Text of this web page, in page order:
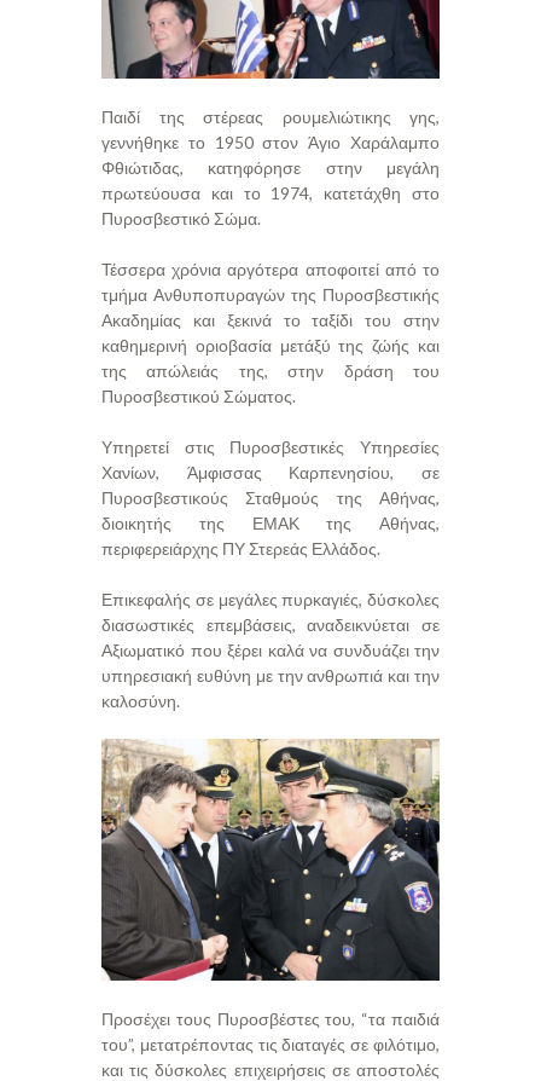
Παιδί της στέρεας ρουμελιώτικης γης,
γεννήθηκε το 1950 στον Άγιο Χαράλαμπο
Φθιώτιδας, κατηφόρησε στην μεγάλη
πρωτεύουσα και το 1974, κατετάχθη στο
Πυροσβεστικό Σώμα.
Τέσσερα χρόνια αργότερα αποφοιτεί από το
τμήμα Ανθυποπυραγών της Πυροσβεστικής
Ακαδημίας και ξεκινά το ταξίδι του στην
καθημερινή οριοβασία μετάξύ της ζώής και
της απώλειάς της, στην δράση του
Πυροσβεστικού Σώματος.
Υπηρετεί στις Πυροσβεστικές Υπηρεσίες
Χανίων, Άμφισσας Καρπενησίου, σε
Πυροσβεστικούς Σταθμούς της Αθήνας,
διοικητής της ΕΜΑΚ της Αθήνας,
περιφερειάρχης ΠΥ Στερεάς Ελλάδος.
Επικεφαλής σε μεγάλες πυρκαγιές, δύσκολες
διασωστικές επεμβάσεις, αναδεικνύεται σε
Αξιωματικό που ξέρει καλά να συνδυάζει την
υπηρεσιακή ευθύνη με την ανθρωπιά και την
καλοσύνη.
Προσέχει τους Πυροσβέστες του, “τα παιδιά
του”, μετατρέποντας τις διαταγές σε φιλότιμο,
και τις δύσκολες επιχειρήσεις σε αποστολές